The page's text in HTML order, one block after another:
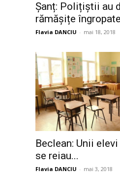
Șanț: Polițiștii au
rămășițe
Flavia DANCIU - mai 18, 2018
Beclean: Unii
se reiau...
Flavia DANCIU - mai 3, 2018